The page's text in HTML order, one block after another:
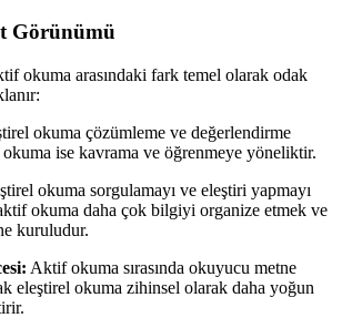
Görünümü
okuma arasındaki fark temel olarak odak
okuma çözümleme ve değerlendirme
okuma ise kavrama ve öğrenmeye yöneliktir.
okuma sorgulamayı ve eleştiri yapmayı
okuma daha çok bilgiyi organize etmek ve
kuruludur.
Aktif okuma sırasında okuyucu metne
eleştirel okuma zihinsel olarak daha yoğun